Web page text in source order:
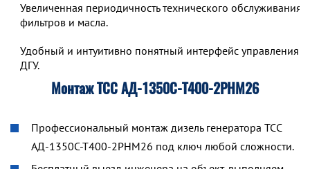
Увеличенная периодичность технического обслуживания,
фильтров и масла.
Удобный и интуитивно понятный интерфейс управления
ДГУ.
Монтаж ТСС АД-1350С-Т400-2РНМ26
Профессиональный монтаж дизель генератора ТСС
АД-1350С-Т400-2РНМ26 под ключ любой сложности.